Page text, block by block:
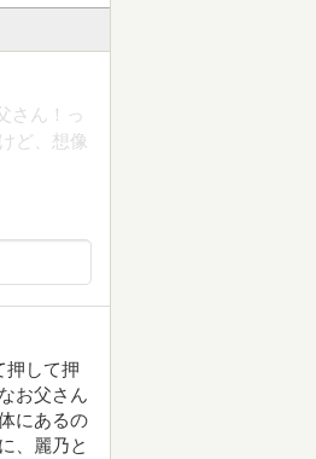
さん！っ
ど、想像
押して押
お父さん
にあるの
、麗乃と